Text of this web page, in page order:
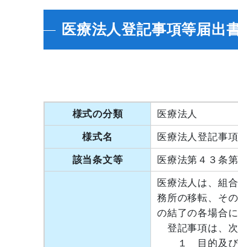
医療法人登記事項等届出
様式の分類 医療法人
様式名 医療法人登記事
該当条文等 医療法第４３条
医療法人は、組
務所の移転、そ
の結了の各場合
登記事項は、次
１ 目的及び